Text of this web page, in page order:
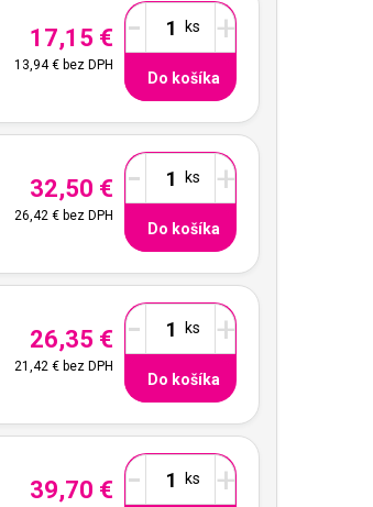
17,15 €
13,94 €bez DPH
- +
Do košíka
32,50 €
26,42 €bez DPH
- +
Do košíka
26,35 €
21,42 €bez DPH
- +
Do košíka
39,70 € - +